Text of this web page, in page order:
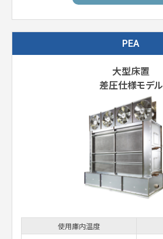
PEA
大型床置
差圧仕様モデル
使用庫内温度